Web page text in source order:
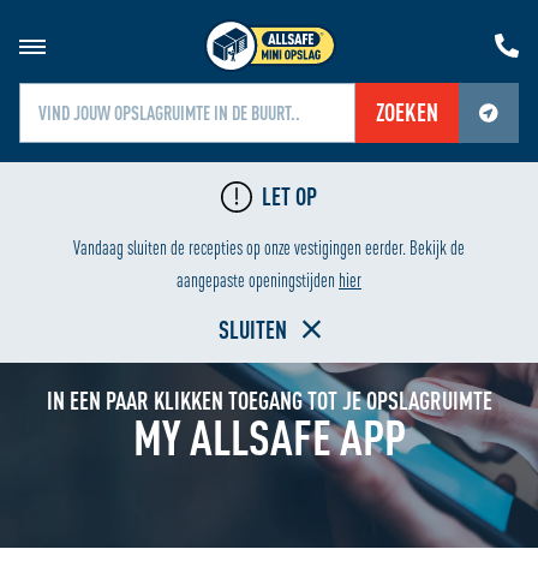
ZOEKEN
Jouw locatiediensten zijn uitgeschakeld.
Schakel jouw locatiediensten in om deze functie te gebruiken.
LET OP
Vandaag sluiten de recepties op onze vestigingen eerder. Bekijk de
aangepaste openingstijden hier
SLUITEN
LAAGSTE PRIJS
Home
IN EEN PAAR KLIKKEN TOEGANG TOT JE OPSLAGRUIMTE
MY ALLSAFE APP